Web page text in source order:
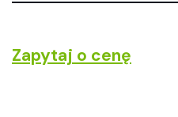
Zapytaj o cenę